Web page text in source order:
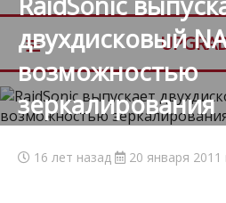
≡
двухдисковый
возможностью
зеркалирования
16 лет назад 20 января 2011